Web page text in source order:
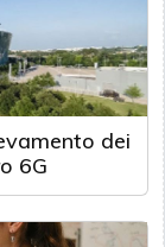
dei
6G